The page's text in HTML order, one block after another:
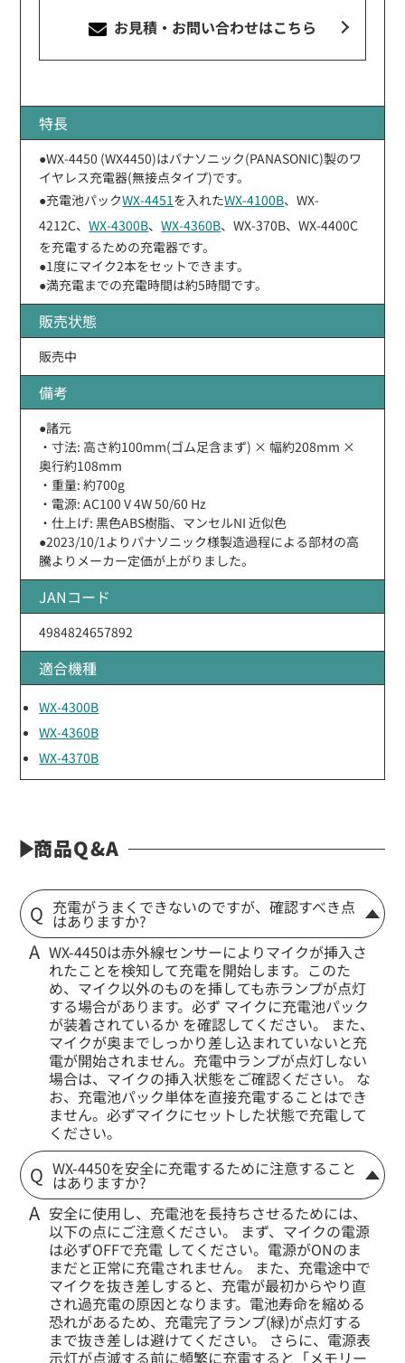
お見積・お問い合わせはこちら
特長
●WX-4450 (WX4450)はパナソニック(PANASONIC)製のワ
イヤレス充電器(無接点タイプ)です。
●充電池パックWX-4451 を入れたWX-4100B、WX-
4212C、WX-4300B、WX-4360B、WX-370B、WX-4400C
を充電するための充電器です。
●1度にマイク2本をセットできます。
●満充電までの充電時間は約5時間です。
販売状態
販売中
備考
●諸元
・寸法: 高さ約100mm(ゴム足含まず) × 幅約208mm ×
奥行約108mm
・重量: 約700g
・電源: AC100 V 4W 50/60 Hz
・仕上げ: 黒色ABS樹脂、マンセルNI 近似色
●2023/10/1よりパナソニック様製造過程による部材の高
騰よりメーカー定価が上がりました。
JANコード
4984824657892
適合機種
WX-4300B
WX-4360B
WX-4370B
商品Q&A
充電がうまくできないのですが、確認すべき点
はありますか?
WX-4450は赤外線センサーによりマイクが挿入さ
れたことを検知して充電を開始します。このた
め、マイク以外のものを挿しても赤ランプが点灯
する場合があります。必ず マイクに充電池パック
が装着されているか を確認してください。 また、
マイクが奥までしっかり差し込まれていないと充
電が開始されません。充電中ランプが点灯しない
場合は、マイクの挿入状態をご確認ください。 な
お、充電池パック単体を直接充電することはでき
ません。必ずマイクにセットした状態で充電して
ください。
WX-4450を安全に充電するために注意すること
はありますか?
安全に使用し、充電池を長持ちさせるためには、
以下の点にご注意ください。 まず、マイクの電源
は必ずOFFで充電 してください。電源がONのま
まだと正常に充電されません。 また、充電途中で
マイクを抜き差しすると、充電が最初からやり直
され過充電の原因となります。電池寿命を縮める
恐れがあるため、充電完了ランプ(緑)が点灯する
まで抜き差しは避けてください。 さらに、電源表
示灯が点滅する前に頻繁に充電すると「メモリー